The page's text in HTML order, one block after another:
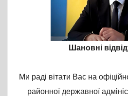
Шановні
Ми раді вітати Вас на
районної державної